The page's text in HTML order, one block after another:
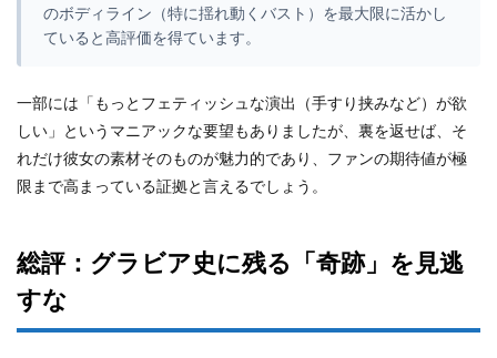
のボディライン（特に揺れ動くバスト）を最大限に活かし
ていると高評価を得ています。
一部には「もっとフェティッシュな演出（手すり挟みなど）が欲
しい」というマニアックな要望もありましたが、裏を返せば、そ
れだけ彼女の素材そのものが魅力的であり、ファンの期待値が極
限まで高まっている証拠と言えるでしょう。
総評：グラビア史に残る「奇跡」を見逃
すな